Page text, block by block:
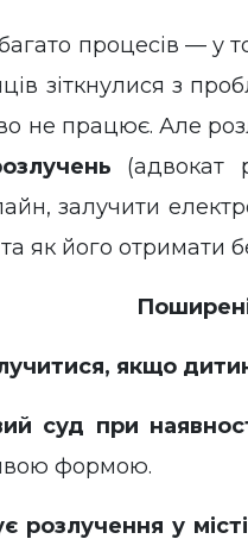
процесів — у
зіткнулися з
не працює. Але
(адвокат
залучити
як його отримати
якщо
суд при
формою.
розлучення у